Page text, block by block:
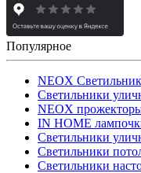
Популярное
NEOX
Светильники
NEOX
IN HOME
Светильники
Светильники
Светильники